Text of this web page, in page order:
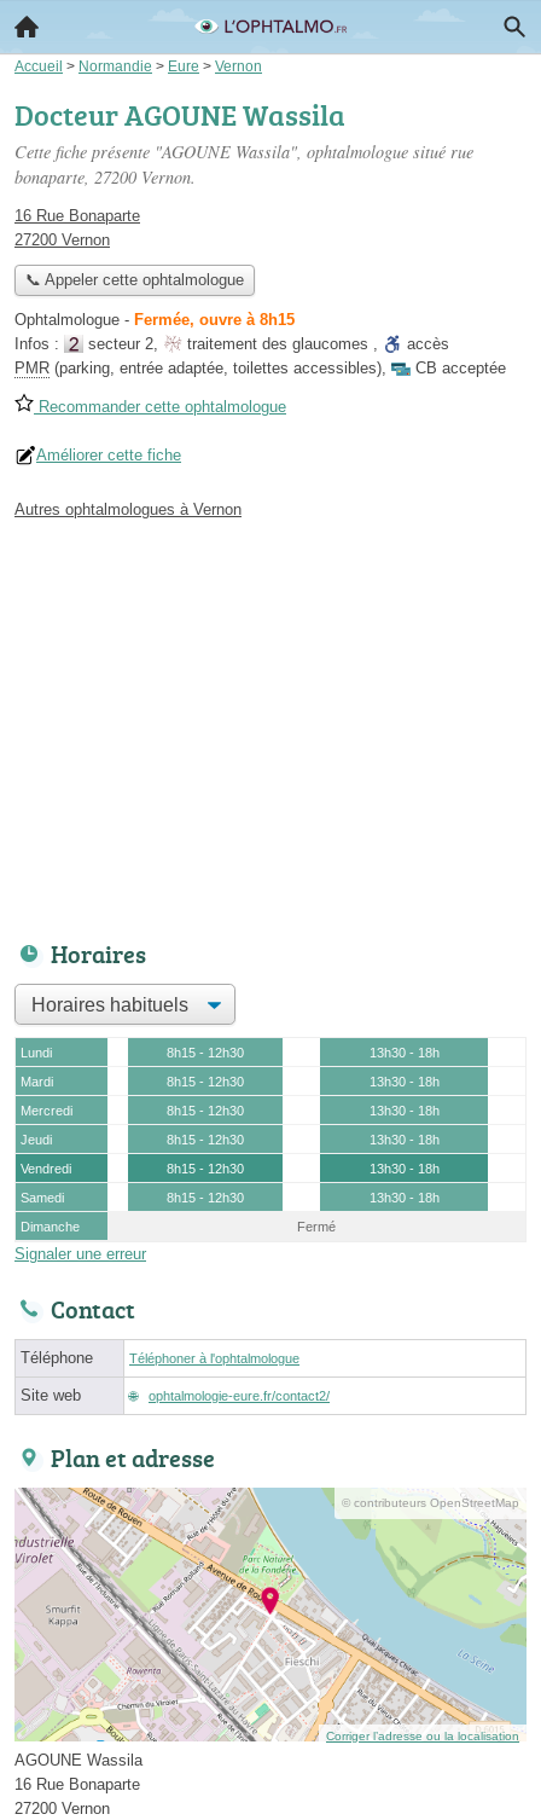
Accueil > Normandie > Eure > Vernon
Docteur AGOUNE Wassila
Cette fiche présente "AGOUNE Wassila", ophtalmologue situé rue
bonaparte, 27200 Vernon.
16 Rue Bonaparte
27200 Vernon
📞 Appeler cette ophtalmologue
Ophtalmologue - Fermée, ouvre à 8h15
Infos :
secteur 2, traitement des glaucomes ,
accès
PMR (parking, entrée adaptée, toilettes accessibles), CB acceptée
Recommander cette ophtalmologue
Améliorer cette fiche
Autres ophtalmologues à Vernon
Horaires
Lundi 8h15 - 12h30
13h30 - 18h
Mardi
8h15 - 12h30
13h30 - 18h
Mercredi
8h15 - 12h30
13h30 - 18h
Jeudi
8h15 - 12h30
13h30 - 18h
Vendredi
8h15 - 12h30
13h30 - 18h
Samedi
8h15 - 12h30
13h30 - 18h
Dimanche
Fermé
Signaler une erreur
Contact
Téléphone Téléphoner à l'ophtalmologue
Site web ophtalmologie-eure.fr/contact2/
Plan et adresse
© contributeurs OpenStreetMap
Corriger l’adresse ou la localisation
AGOUNE Wassila
16 Rue Bonaparte
27200 Vernon